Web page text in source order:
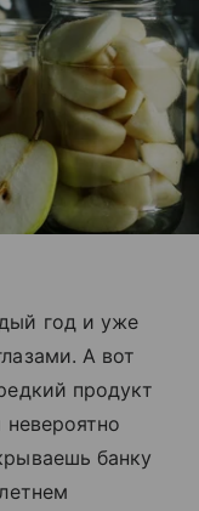
год и уже
А вот
продукт
банку